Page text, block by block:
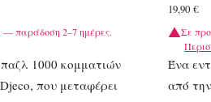
παράδοση 2–7 ημέρες.
1000 κομματιών
που μεταφέρει
19,90€
Σε
Ένα
από